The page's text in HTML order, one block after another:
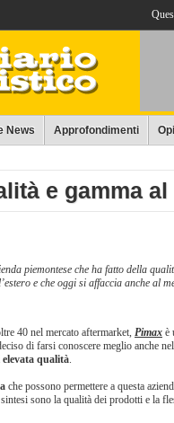
News Approfondimenti
e gamma
piemontese che ha fatto della
e che oggi si affaccia anche al
40 nel mercato aftermarket, Pimax è
di farsi conoscere meglio anche
qualità.
che possono permettere a questa
sono la qualità dei prodotti e la